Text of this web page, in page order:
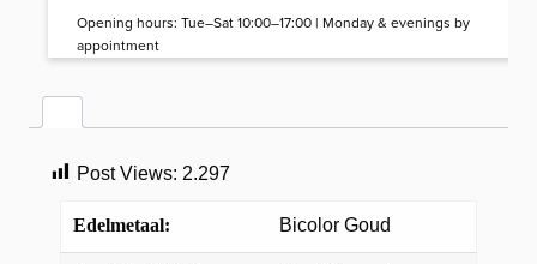
Opening hours: Tue–Sat 10:00–17:00 | Monday & evenings by
appointment
Post Views: 2.297
Edelmetaal: Bicolor Goud